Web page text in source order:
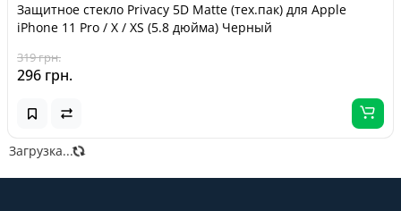
Защитное стекло Privacy 5D Matte (тех.пак) для Apple
iPhone 11 Pro / X / XS (5.8 дюйма) Черный
319 грн.
296 грн.
Загрузка...